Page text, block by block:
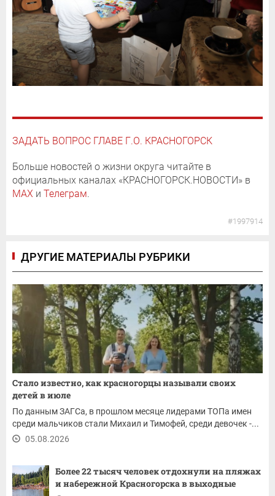
ЗАДАТЬ ВОПРОС ГЛАВЕ Г.О. КРАСНОГОРСК
Больше новостей о жизни округа читайте в
официальных каналах «КРАСНОГОРСК.НОВОСТИ» в
MAX и Телеграм.
#1997914
ДРУГИЕ МАТЕРИАЛЫ РУБРИКИ
Стало известно, как красногорцы называли своих
детей в июле
По данным ЗАГСа, в прошлом месяце лидерами ТОПа имен
среди мальчиков стали Михаил и Тимофей, среди девочек -...
05.08.2026
Более 22 тысяч человек отдохнули на пляжах
и набережной Красногорска в выходные